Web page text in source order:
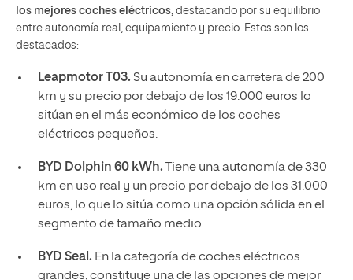
los mejores coches eléctricos , destacando por su equilibrio
entre autonomía real, equipamiento y precio. Estos son los
destacados:
Leapmotor T03. Su autonomía en carretera de 200
km y su precio por debajo de los 19.000 euros lo
sitúan en el más económico de los coches
eléctricos pequeños.
BYD Dolphin 60 kWh. Tiene una autonomía de 330
km en uso real y un precio por debajo de los 31.000
euros, lo que lo sitúa como una opción sólida en el
segmento de tamaño medio.
BYD Seal. En la categoría de coches eléctricos
grandes, constituye una de las opciones de mejor